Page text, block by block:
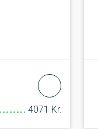
4071 Kr.